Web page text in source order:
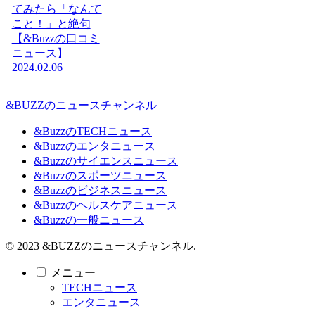
てみたら「なんて
こと！」と絶句
【&Buzzの口コミ
ニュース】
2024.02.06
&BUZZのニュースチャンネル
&BuzzのTECHニュース
&Buzzのエンタニュース
&Buzzのサイエンスニュース
&Buzzのスポーツニュース
&Buzzのビジネスニュース
&Buzzのヘルスケアニュース
&Buzzの一般ニュース
© 2023 &BUZZのニュースチャンネル.
メニュー
TECHニュース
エンタニュース